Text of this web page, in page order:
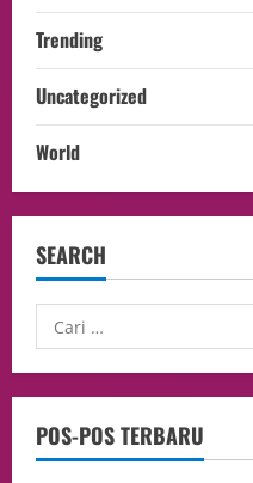
Trending
Uncategorized
World
SEARCH
POS-POS TERBARU